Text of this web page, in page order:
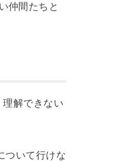
仲間たちと
解できない
ついて行けな